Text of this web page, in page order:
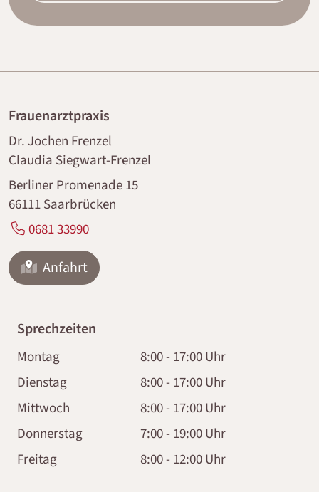
Frauenarztpraxis
Dr. Jochen Frenzel
Claudia Siegwart-Frenzel
Berliner Promenade 15
66111 Saarbrücken
0681 33990
Anfahrt
Sprechzeiten
Montag
8:00 - 17:00 Uhr
Dienstag
8:00 - 17:00 Uhr
Mittwoch
8:00 - 17:00 Uhr
Donnerstag
7:00 - 19:00 Uhr
Freitag
8:00 - 12:00 Uhr